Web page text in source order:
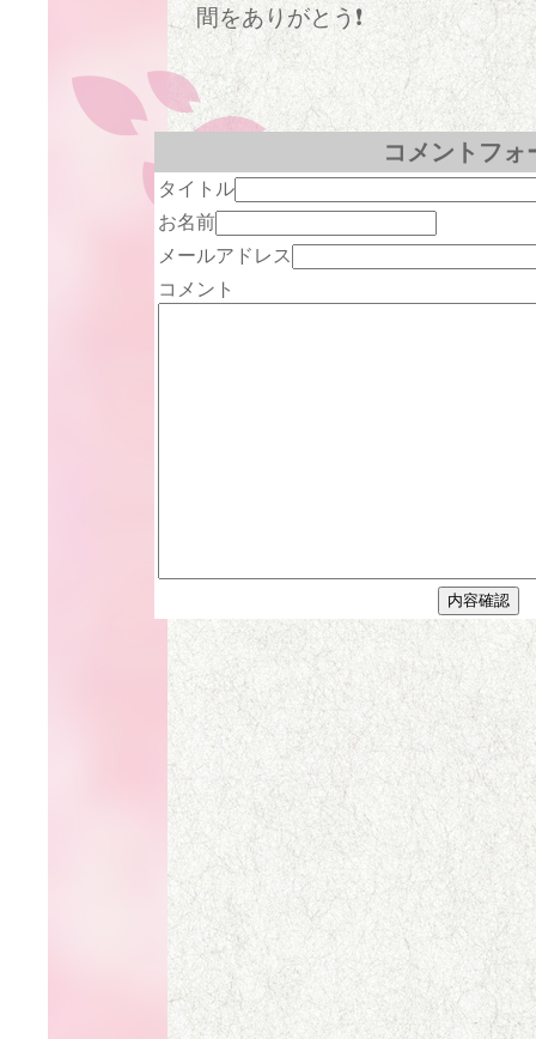
間をありがとう❗
コメントフォ
タイトル
お名前
メールアドレス
コメント